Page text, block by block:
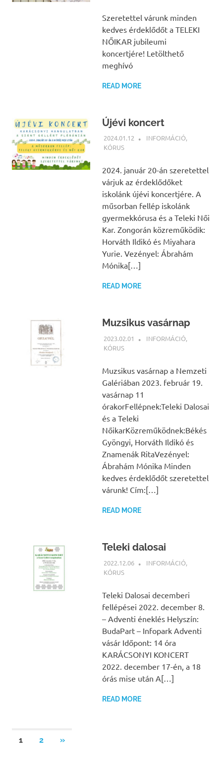
Szeretettel várunk minden
kedves érdeklődőt a TELEKI
NŐIKAR jubileumi
koncertjére! Letölthető
meghívó
READ MORE
Újévi koncert
2024.01.12 BÁRTFAI JUDIT
INFORMÁCIÓ,
KÓRUS
2024. január 20-án szeretettel
várjuk az érdeklődőket
iskolánk újévi koncertjére. A
műsorban fellép iskolánk
gyermekkórusa és a Teleki Női
Kar. Zongorán közreműködik:
Horváth Ildikó és Miyahara
Yurie. Vezényel: Ábrahám
Mónika[…]
READ MORE
Muzsikus vasárnap
2023.02.01 NBEA
INFORMÁCIÓ,
KÓRUS
Muzsikus vasárnap a Nemzeti
Galériában 2023. február 19.
vasárnap 11
órakorFellépnek:Teleki Dalosai
és a Teleki
NőikarKözreműködnek:Békés
Gyöngyi, Horváth Ildikó és
Znamenák RitaVezényel:
Ábrahám Mónika Minden
kedves érdeklődőt szeretettel
várunk! Cím:[…]
READ MORE
Teleki dalosai
2022.12.06 NBEA
INFORMÁCIÓ,
KÓRUS
Teleki Dalosai decemberi
fellépései 2022. december 8.
– Adventi éneklés Helyszín:
BudaPart – Infopark Adventi
vásár Időpont: 14 óra
KARÁCSONYI KONCERT
2022. december 17-én, a 18
órás mise után A[…]
READ MORE
Bejegyzések
1 2
NEXT
»